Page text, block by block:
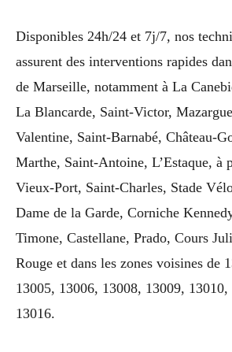
Disponibles 24h/24 et 7j/7, nos
assurent des interventions rapides
de Marseille, notamment à La
La Blancarde, Saint-Victor,
Valentine, Saint-Barnabé, Château-
Marthe, Saint-Antoine, L’Estaque, à
Vieux-Port, Saint-Charles, Stade
Dame de la Garde, Corniche
Timone, Castellane, Prado, Cours
Rouge et dans les zones voisines de
13005, 13006, 13008, 13009, 13010,
13016.